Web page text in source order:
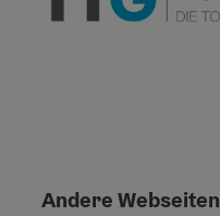
Andere Webseiten